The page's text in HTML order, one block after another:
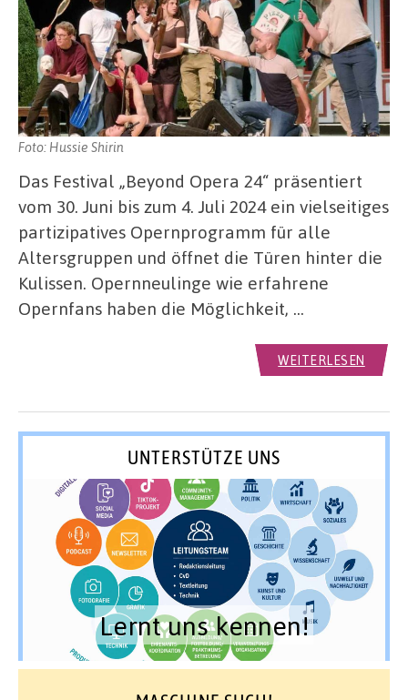
Foto: Hussie Shirin
Das Festival „Beyond Opera 24“ präsentiert
vom 30. Juni bis zum 4. Juli 2024 ein vielseitiges
partizipatives Opernprogramm für alle
Altersgruppen und öffnet die Türen hinter die
Kulissen. Opernneulinge wie erfahrene
Opernfans haben die Möglichkeit, …
WEITERLESEN
UNTERSTÜTZE UNS
Lernt uns kennen!